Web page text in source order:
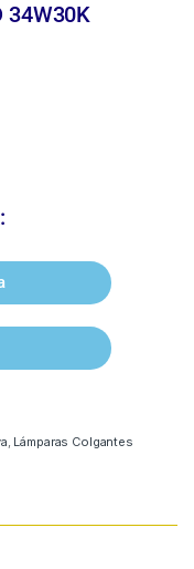
34W30K
, Lámparas Colgantes